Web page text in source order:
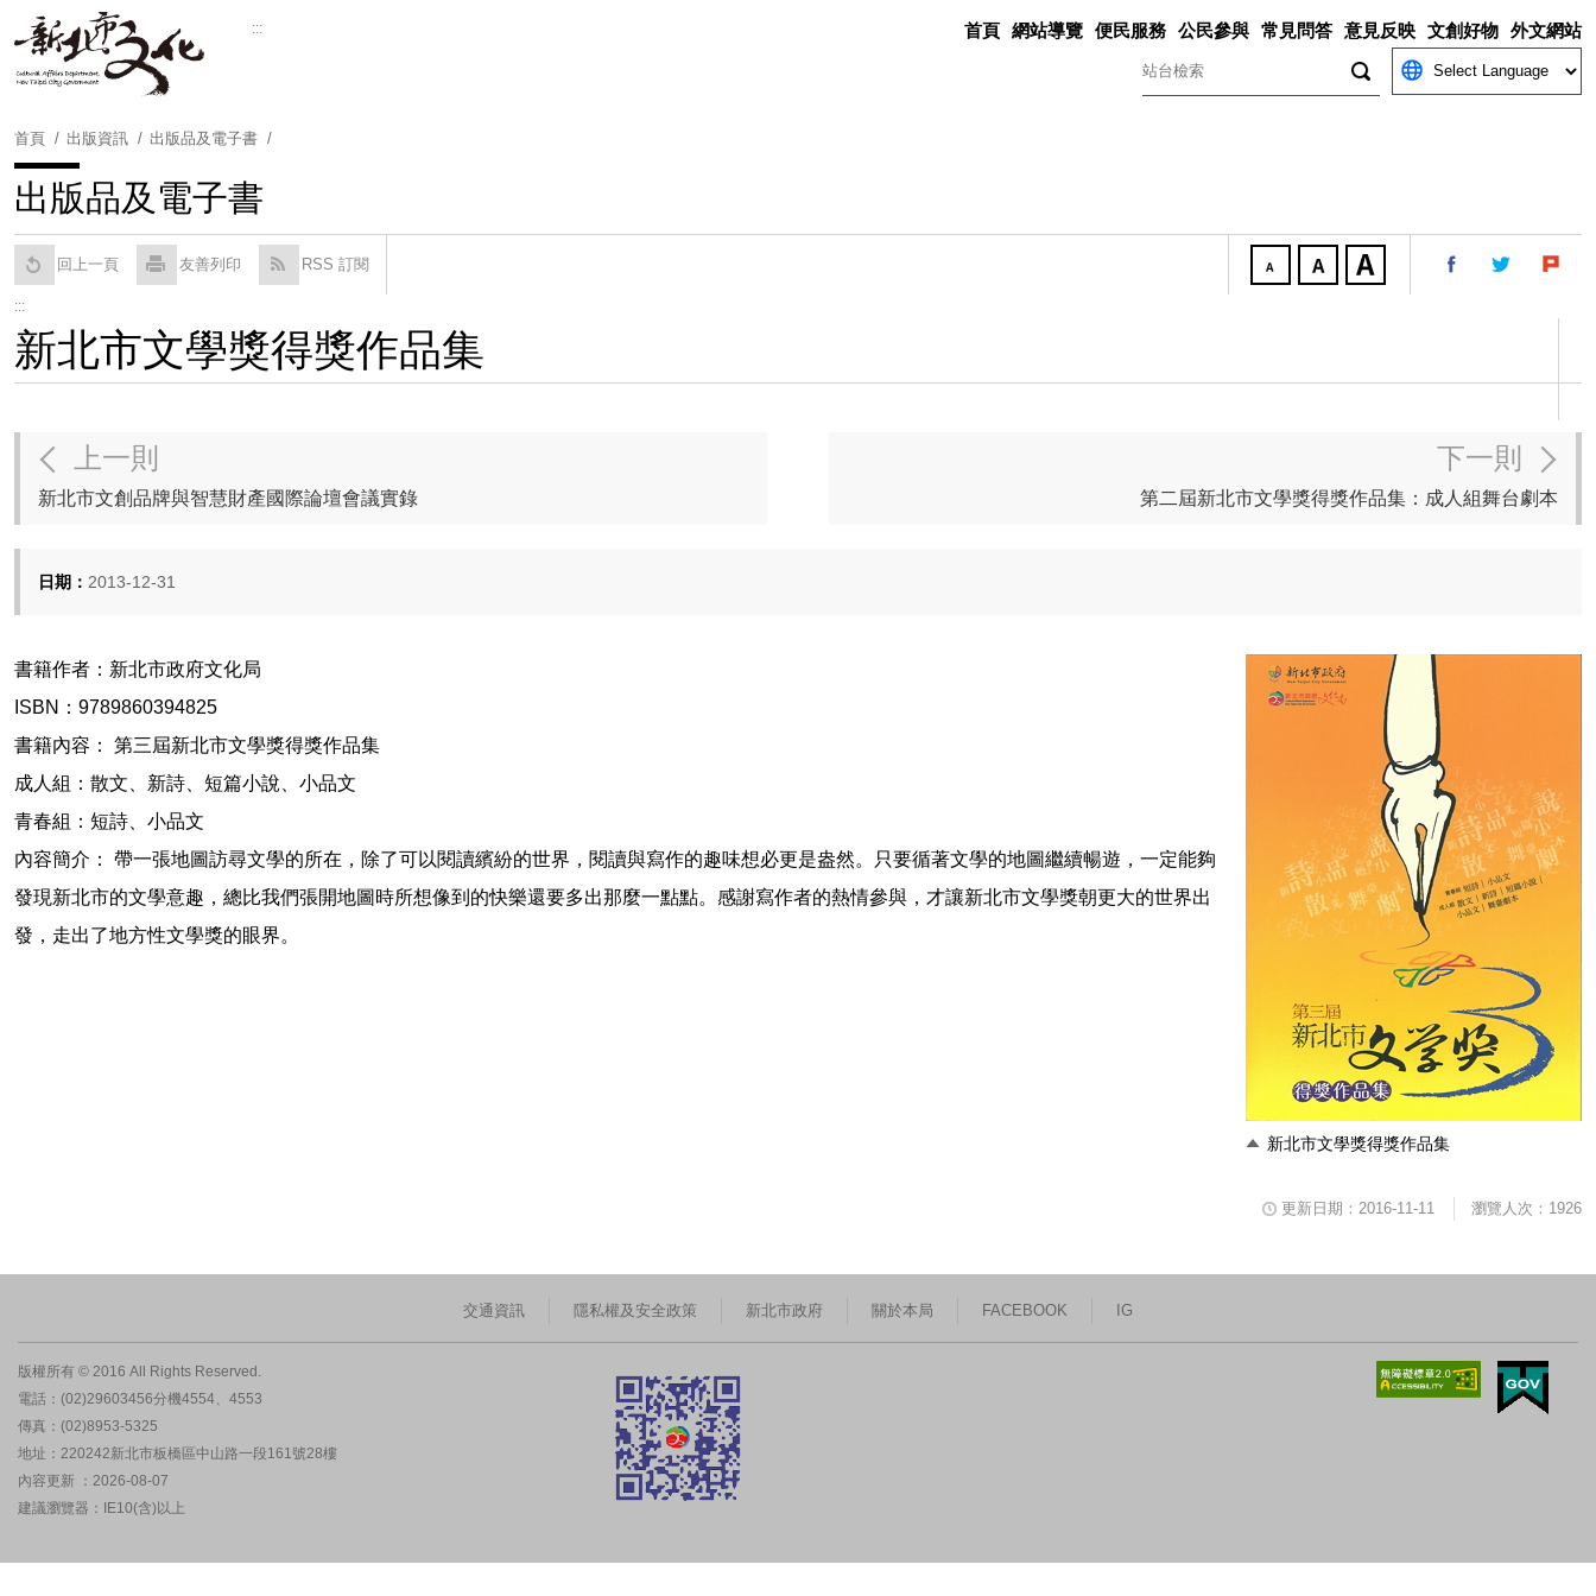
::: 首頁 網站導覽 便民服務 公民參與 常見問答 意見反映 文創好物 外文網站
首頁 出版資訊 出版品及電子書
出版品及電子書
回上一頁 友善列印 RSS 訂閱
:::
新北市文學獎得獎作品集
上一則
新北市文創品牌與智慧財產國際論壇會議實錄
下一則
第二屆新北市文學獎得獎作品集：成人組舞台劇本
日期： 2013-12-31
新北市文學獎得獎作品集
書籍作者：新北市政府文化局
ISBN：9789860394825
書籍內容： 第三屆新北市文學獎得獎作品集
成人組：散文、新詩、短篇小說、小品文
青春組：短詩、小品文
內容簡介： 帶一張地圖訪尋文學的所在，除了可以閱讀繽紛的世界，閱讀與寫作的趣味想必更是盎然。只要循著文學的地圖繼續暢遊，一定能夠
發現新北市的文學意趣，總比我們張開地圖時所想像到的快樂還要多出那麼一點點。感謝寫作者的熱情參與，才讓新北市文學獎朝更大的世界出
發，走出了地方性文學獎的眼界。
更新日期：2016-11-11 瀏覽人次：1926
交通資訊 隱私權及安全政策 新北市政府 關於本局 FACEBOOK IG
版權所有 © 2016 All Rights Reserved.
電話：(02)29603456分機4554、4553
傳真：(02)8953-5325
地址：220242新北市板橋區中山路一段161號28樓
內容更新 ：2026-08-07
建議瀏覽器：IE10(含)以上